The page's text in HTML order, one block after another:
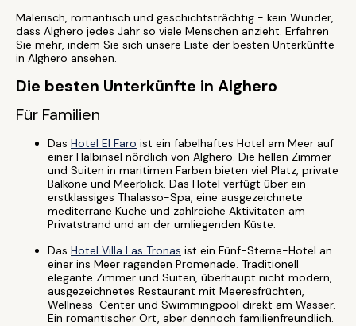
Malerisch, romantisch und geschichtsträchtig - kein Wunder,
dass Alghero jedes Jahr so viele Menschen anzieht. Erfahren
Sie mehr, indem Sie sich unsere Liste der besten Unterkünfte
in Alghero ansehen.
Die besten Unterkünfte in Alghero
Für Familien
Das Hotel El Faro ist ein fabelhaftes Hotel am Meer auf
einer Halbinsel nördlich von Alghero. Die hellen Zimmer
und Suiten in maritimen Farben bieten viel Platz, private
Balkone und Meerblick. Das Hotel verfügt über ein
erstklassiges Thalasso-Spa, eine ausgezeichnete
mediterrane Küche und zahlreiche Aktivitäten am
Privatstrand und an der umliegenden Küste.
Das Hotel Villa Las Tronas ist ein Fünf-Sterne-Hotel an
einer ins Meer ragenden Promenade. Traditionell
elegante Zimmer und Suiten, überhaupt nicht modern,
ausgezeichnetes Restaurant mit Meeresfrüchten,
Wellness-Center und Swimmingpool direkt am Wasser.
Ein romantischer Ort, aber dennoch familienfreundlich.